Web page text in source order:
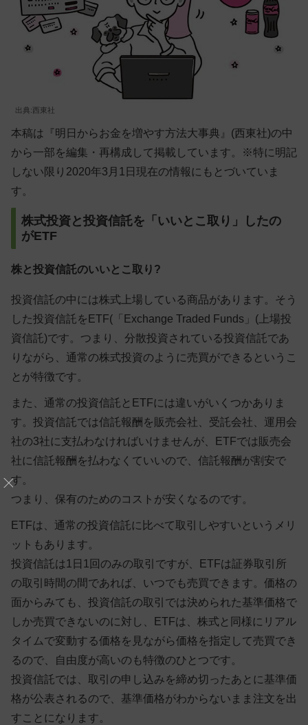
出典:西東社
本稿は『明日からお金を増やす方法大事典』(西東社)の中
から一部を編集・再構成して掲載しています。※特に明記
しない限り2020年3月1日現在の情報にもとづいていま
す。
株式投資と投資信託を「いいとこ取り」したの
がETF
株と投資信託のいいとこ取り?
投資信託の中には株式上場している商品があります。そう
した投資信託をETF(「Exchange Traded Funds」(上場投
資信託)です。つまり、分散投資されている投資信託であ
りながら、通常の株式投資のように売買ができるというこ
とが特徴です。
また、通常の投資信託とETFには違いがいくつかありま
す。投資信託では信託報酬を販売会社、受託会社、運用会
社の3社に支払わなければいけませんが、
ETFでは販売会
社に信託報酬を払わなくていいので、信託報酬が割安で
す。
つまり、保有のためのコストが安くなるのです。
ETFは、通常の投資信託に比べて取引しやすいというメリ
ットもあります。
投資信託は1日1回のみの取引ですが、ETFは証券取引所
の取引時間の間であれば、いつでも売買できます。価格の
面からみても、投資信託の取引では決められた基準価格で
しか売買できないのに対し、
ETFは、株式と同様にリアル
タイムで変動する価格を見ながら価格を指定して売買でき
るので、自由度が高いのも特徴のひとつです。
投資信託では、取引の申し込みを締め切ったあとに基準価
格が公表されるので、基準価格がわからないまま注文を出
すことになります。